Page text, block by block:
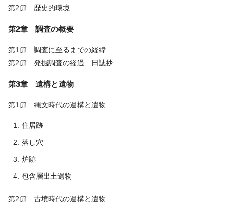
第2節 歴史的環境
第2章 調査の概要
第1節 調査に至るまでの経緯
第2節 発掘調査の経過 日誌抄
第3章 遺構と遺物
第1節 縄文時代の遺構と遺物
住居跡
落し穴
炉跡
包含層出土遺物
第2節 古墳時代の遺構と遺物